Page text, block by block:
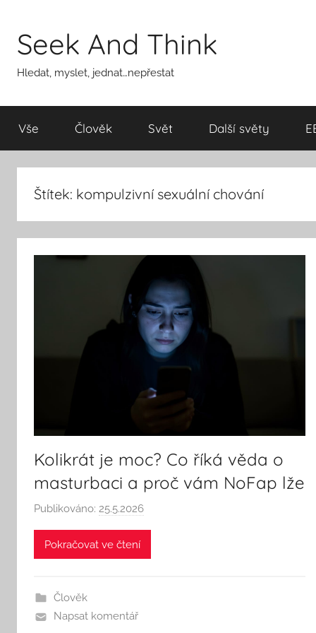
obsahu
Seek And Think
Hledat, myslet, jednat…nepřestat
Vše Člověk Svět Další světy
Štítek: kompulzivní sexuální chování
Kolikrát je moc? Co říká věda o
masturbaci a proč vám NoFap lže
Publikováno: 25.5.2026
u
Pokračovat ve čtení
Člověk
Napsat komentář